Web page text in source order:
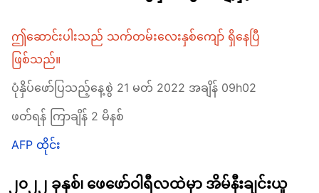
ဤဆောင်းပါးသည် သက်တမ်းလေးနှစ်ကျော် ရှိနေပြီ
ဖြစ်သည်။
ပုံနှိပ်ဖော်ပြသည့်နေ့စွဲ 21 မတ် 2022 အချိန် 09h02
ဖတ်ရန် ကြာချိန် 2 မိနစ်
AFP ထိုင်း
၂၀၂၂ ခုနှစ်၊ ဖေဖော်ဝါရီလထဲမှာ အိမ်နီးချင်းယူ